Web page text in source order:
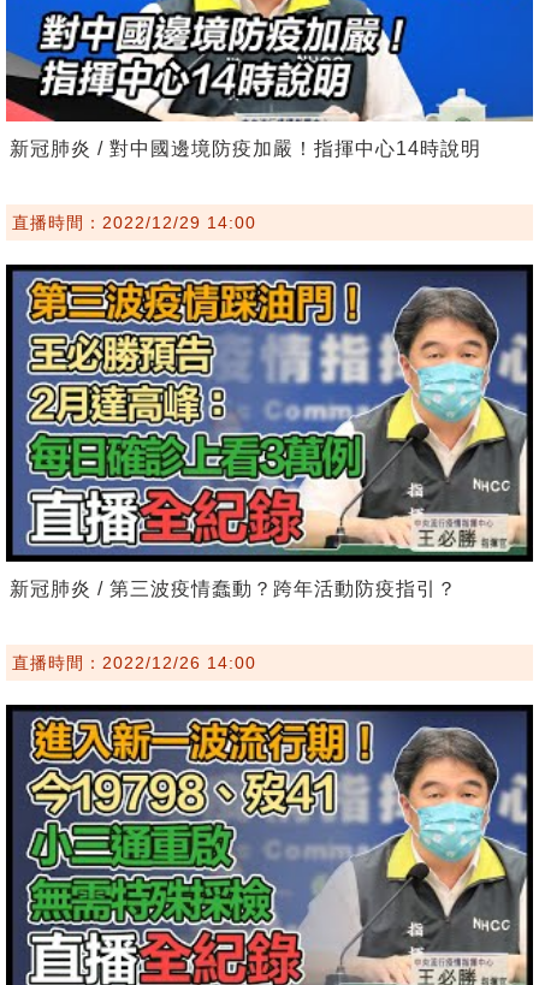
新冠肺炎 / 對中國邊境防疫加嚴！指揮中心14時說明
直播時間：2022/12/29 14:00
新冠肺炎 / 第三波疫情蠢動？跨年活動防疫指引？
直播時間：2022/12/26 14:00